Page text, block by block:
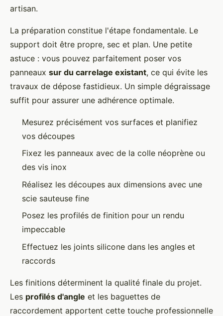
artisan.
La préparation constitue l'étape fondamentale. Le
support doit être propre, sec et plan. Une petite
astuce : vous pouvez parfaitement poser vos
panneaux sur du carrelage existant, ce qui évite les
travaux de dépose fastidieux. Un simple dégraissage
suffit pour assurer une adhérence optimale.
Mesurez précisément vos surfaces et planifiez
vos découpes
Fixez les panneaux avec de la colle néoprène ou
des vis inox
Réalisez les découpes aux dimensions avec une
scie sauteuse fine
Posez les profilés de finition pour un rendu
impeccable
Effectuez les joints silicone dans les angles et
raccords
Les finitions déterminent la qualité finale du projet.
Les profilés d'angle et les baguettes de
raccordement apportent cette touche professionnelle